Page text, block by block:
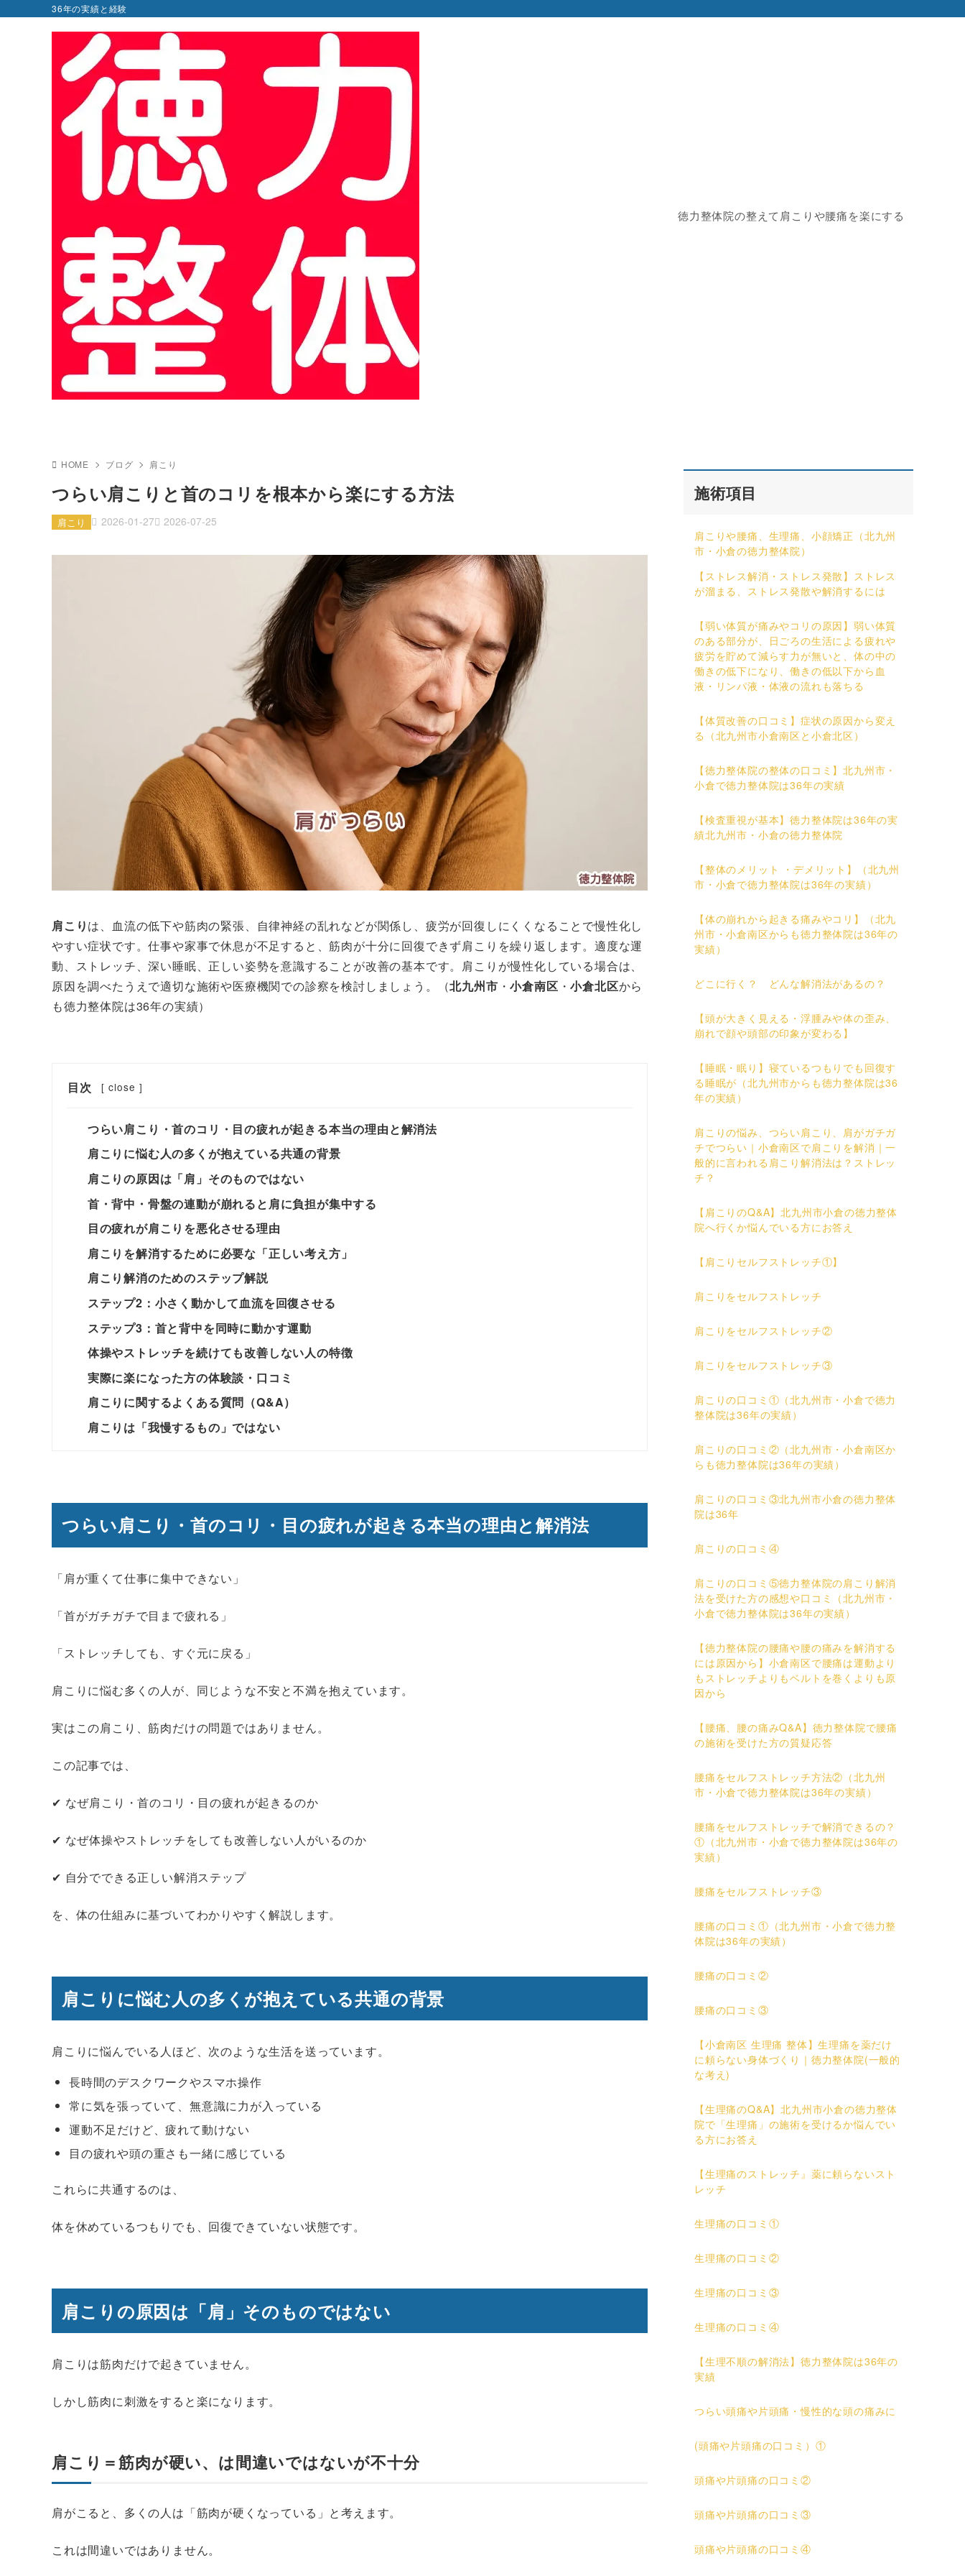
36年の実績と経験
徳力整体院の整えて肩こりや腰痛を楽にする
HOME ブログ 肩こり
つらい肩こりと首のコリを根本から楽にする方法
2026-01-27 2026-07-25
肩こり
肩こりは、血流の低下や筋肉の緊張、自律神経の乱れなどが関係し、疲労が回復しにくくなることで慢性化し
やすい症状です。仕事や家事で休息が不足すると、筋肉が十分に回復できず肩こりを繰り返します。適度な運
動、ストレッチ、深い睡眠、正しい姿勢を意識することが改善の基本です。肩こりが慢性化している場合は、
原因を調べたうえで適切な施術や医療機関での診察を検討しましょう。（北九州市 ・小倉南区 ・小倉北区から
も徳力整体院は36年の実績）
目次 [ close ]
つらい肩こり・首のコリ・目の疲れが起きる本当の理由と解消法
肩こりに悩む人の多くが抱えている共通の背景
肩こりの原因は「肩」そのものではない
首・背中・骨盤の連動が崩れると肩に負担が集中する
目の疲れが肩こりを悪化させる理由
肩こりを解消するために必要な「正しい考え方」
肩こり解消のためのステップ解説
ステップ2：小さく動かして血流を回復させる
ステップ3：首と背中を同時に動かす運動
体操やストレッチを続けても改善しない人の特徴
実際に楽になった方の体験談・口コミ
肩こりに関するよくある質問（Q&A）
肩こりは「我慢するもの」ではない
つらい肩こり・首のコリ・目の疲れが起きる本当の理由と解消法
「肩が重くて仕事に集中できない」
「首がガチガチで目まで疲れる」
「ストレッチしても、すぐ元に戻る」
肩こりに悩む多くの人が、同じような不安と不満を抱えています。
実はこの肩こり、筋肉だけの問題ではありません。
この記事では、
✔ なぜ肩こり・首のコリ・目の疲れが起きるのか
✔ なぜ体操やストレッチをしても改善しない人がいるのか
✔ 自分でできる正しい解消ステップ
を、体の仕組みに基づいてわかりやすく解説します。
肩こりに悩む人の多くが抱えている共通の背景
肩こりに悩んでいる人ほど、次のような生活を送っています。
長時間のデスクワークやスマホ操作
常に気を張っていて、無意識に力が入っている
運動不足だけど、疲れて動けない
目の疲れや頭の重さも一緒に感じている
これらに共通するのは、
体を休めているつもりでも、回復できていない状態です。
肩こりの原因は「肩」そのものではない
肩こりは筋肉だけで起きていません。
しかし筋肉に刺激をすると楽になります。
肩こり＝筋肉が硬い、は間違いではないが不十分
肩がこると、多くの人は「筋肉が硬くなっている」と考えます。
これは間違いではありません。
施術項目
肩こりや腰痛、生理痛、小顔矯正（北九州
市・小倉の徳力整体院）
【ストレス解消・ストレス発散】ストレス
が溜まる、ストレス発散や解消するには
【弱い体質が痛みやコリの原因】弱い体質
のある部分が、日ごろの生活による疲れや
疲労を貯めて減らす力が無いと、体の中の
働きの低下になり、働きの低以下から血
液・リンパ液・体液の流れも落ちる
【体質改善の口コミ】症状の原因から変え
る（北九州市小倉南区と小倉北区）
【徳力整体院の整体の口コミ】北九州市・
小倉で徳力整体院は36年の実績
【検査重視が基本】徳力整体院は36年の実
績北九州市・小倉の徳力整体院
【整体のメリット ・デメリット】（北九州
市・小倉で徳力整体院は36年の実績）
【体の崩れから起きる痛みやコリ】（北九
州市・小倉南区からも徳力整体院は36年の
実績）
どこに行く？ どんな解消法があるの？
【頭が大きく見える・浮腫みや体の歪み、
崩れで顔や頭部の印象が変わる】
【睡眠・眠り】寝ているつもりでも回復す
る睡眠が（北九州市からも徳力整体院は36
年の実績）
肩こりの悩み、つらい肩こり、肩がガチガ
チでつらい｜小倉南区で肩こりを解消｜一
般的に言われる肩こり解消法は？ストレッ
チ？
【肩こりのQ&A】北九州市小倉の徳力整体
院へ行くか悩んでいる方にお答え
【肩こりセルフストレッチ①】
肩こりをセルフストレッチ
肩こりをセルフストレッチ②
肩こりをセルフストレッチ③
肩こりの口コミ①（北九州市・小倉で徳力
整体院は36年の実績）
肩こりの口コミ②（北九州市・小倉南区か
らも徳力整体院は36年の実績）
肩こりの口コミ③北九州市小倉の徳力整体
院は36年
肩こりの口コミ④
肩こりの口コミ⑤徳力整体院の肩こり解消
法を受けた方の感想や口コミ（北九州市・
小倉で徳力整体院は36年の実績）
【徳力整体院の腰痛や腰の痛みを解消する
には原因から】小倉南区で腰痛は運動より
もストレッチよりもベルトを巻くよりも原
因から
【腰痛、腰の痛みQ&A】徳力整体院で腰痛
の施術を受けた方の質疑応答
腰痛をセルフストレッチ方法②（北九州
市・小倉で徳力整体院は36年の実績）
腰痛をセルフストレッチで解消できるの？
①（北九州市・小倉で徳力整体院は36年の
実績）
腰痛をセルフストレッチ③
腰痛の口コミ①（北九州市・小倉で徳力整
体院は36年の実績）
腰痛の口コミ②
腰痛の口コミ③
【小倉南区 生理痛 整体】生理痛を薬だけ
に頼らない身体づくり｜徳力整体院(一般的
な考え)
【生理痛のQ&A】北九州市小倉の徳力整体
院で「生理痛」の施術を受けるか悩んでい
る方にお答え
【生理痛のストレッチ』薬に頼らないスト
レッチ
生理痛の口コミ①
生理痛の口コミ②
生理痛の口コミ③
生理痛の口コミ④
【生理不順の解消法】徳力整体院は36年の
実績
つらい頭痛や片頭痛・慢性的な頭の痛みに
(頭痛や片頭痛の口コミ）①
頭痛や片頭痛の口コミ②
頭痛や片頭痛の口コミ③
頭痛や片頭痛の口コミ④